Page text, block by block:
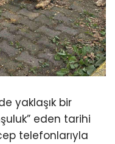
yaklaşık bir
eden tarihi
telefonlarıyla